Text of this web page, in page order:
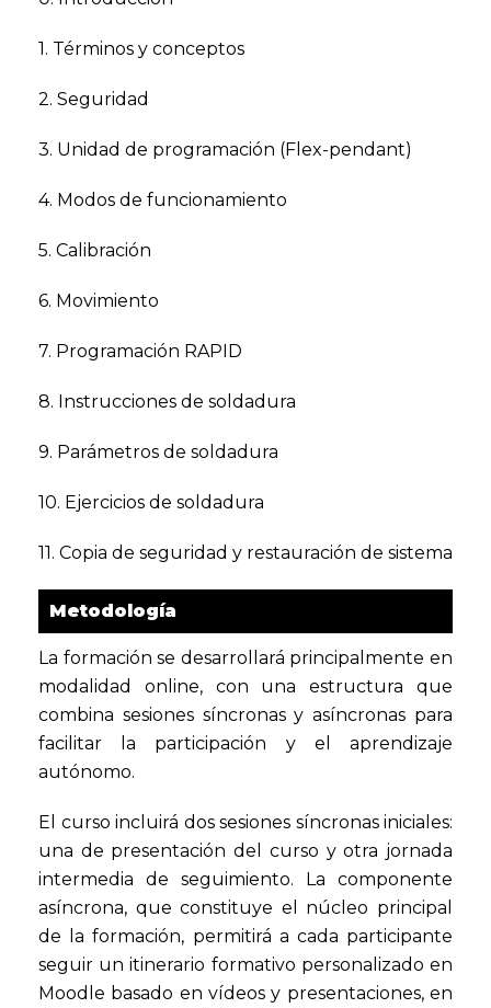
1. Términos y conceptos
2. Seguridad
3. Unidad de programación (Flex-pendant)
4. Modos de funcionamiento
5. Calibración
6. Movimiento
7. Programación RAPID
8. Instrucciones de soldadura
9. Parámetros de soldadura
10. Ejercicios de soldadura
11. Copia de seguridad y restauración de sistema
Metodología
La formación se desarrollará principalmente en
modalidad online, con una estructura que
combina sesiones síncronas y asíncronas para
facilitar la participación y el aprendizaje
autónomo.
El curso incluirá dos sesiones síncronas iniciales:
una de presentación del curso y otra jornada
intermedia de seguimiento. La componente
asíncrona, que constituye el núcleo principal
de la formación, permitirá a cada participante
seguir un itinerario formativo personalizado en
Moodle basado en vídeos y presentaciones, en